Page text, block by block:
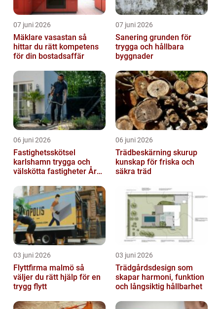
07 juni 2026
Mäklare vasastan så
hittar du rätt kompetens
för din bostadsaffär
07 juni 2026
Sanering grunden för
trygga och hållbara
byggnader
06 juni 2026
Fastighetsskötsel
karlshamn trygga och
välskötta fastigheter Året
06 juni 2026
Trädbeskärning skurup
kunskap för friska och
säkra träd
03 juni 2026
Flyttfirma malmö så
väljer du rätt hjälp för en
trygg flytt
03 juni 2026
Trädgårdsdesign som
skapar harmoni, funktion
och långsiktig hållbarhet